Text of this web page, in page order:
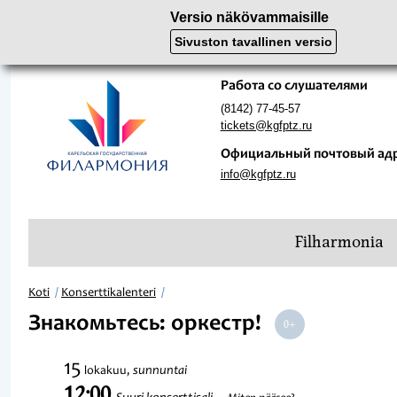
Versio näkövammaisille
Sivuston tavallinen versio
Работа со слушателями
(8142) 77-45-57
tickets@kgfptz.ru
Официальный почтовый
info@kgfptz.ru
Filharmonia
Koti Konserttikalenteri
Знакомьтесь: оркестр!
15 lokakuu, sunnuntai